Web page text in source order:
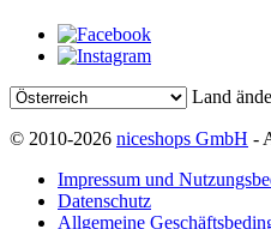
Land
© 2010-2026 niceshops GmbH -
Impressum und
Datenschutz
Allgemeine